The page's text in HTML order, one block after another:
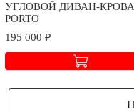
УГЛОВОЙ ДИВАН-
PORTO
195 000 ₽